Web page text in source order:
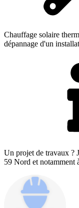
Chauffage solaire
dépannage d'un
Un projet de travaux ?
59 Nord et notamment